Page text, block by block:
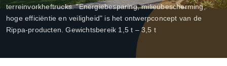
terreinvorkheftrucks. "Energiebesparing, milieubescherming,
hoge efficiëntie en veiligheid" is het ontwerpconcept van de
Rippa-producten. Gewichtsbereik 1,5 t – 3,5 t